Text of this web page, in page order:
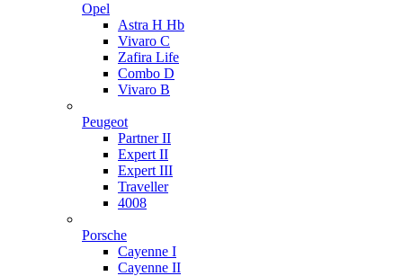
Opel
Astra H Hb
Vivaro C
Zafira Life
Combo D
Vivaro B
Peugeot
Partner II
Expert II
Expert III
Traveller
4008
Porsche
Cayenne I
Cayenne II